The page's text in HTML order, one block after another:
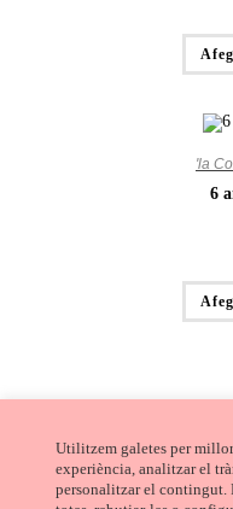
Utilitzem galetes per
experiència, analitzar el
personalitzar el contingut.
'la
6
Avís Legal i Condicions de